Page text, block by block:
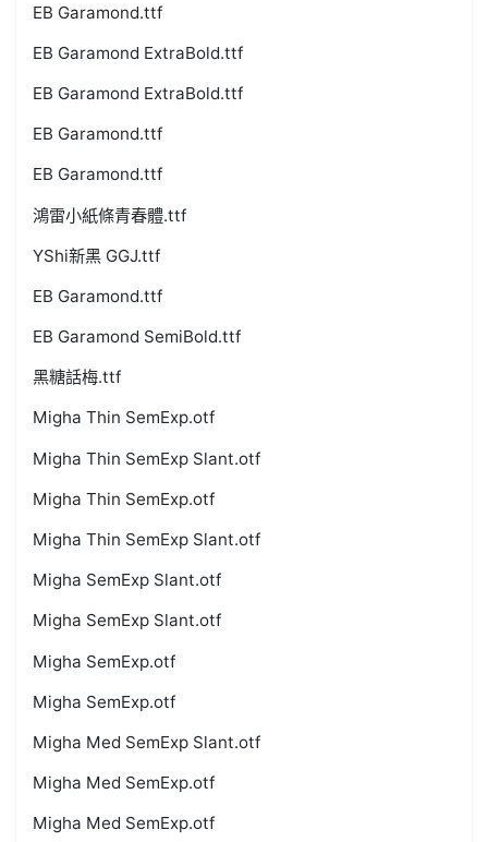
EB Garamond.ttf
EB Garamond ExtraBold.ttf
EB Garamond ExtraBold.ttf
EB Garamond.ttf
EB Garamond.ttf
鴻雷小紙條青春體.ttf
YShi新黑 GGJ.ttf
EB Garamond.ttf
EB Garamond SemiBold.ttf
黑糖話梅.ttf
Migha Thin SemExp.otf
Migha Thin SemExp Slant.otf
Migha Thin SemExp.otf
Migha Thin SemExp Slant.otf
Migha SemExp Slant.otf
Migha SemExp Slant.otf
Migha SemExp.otf
Migha SemExp.otf
Migha Med SemExp Slant.otf
Migha Med SemExp.otf
Migha Med SemExp.otf